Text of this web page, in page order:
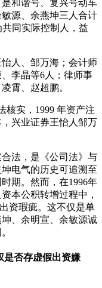
和谐号、复兴号动车
源、余燕坤三人合计
同实际控制人，益
人、邹万海；会计师
李晶等6人；律师事
霄、赵超鹏。
核实，1999 年资产注
兴业证券王怡人邹万
法，是《公司法》与
电气的历史可追溯至
期。然而，在1996年
本公积转增过程中，
资瑕疵。这不仅是单
、余明宣、余敏源诚
是否存虚假出资嫌